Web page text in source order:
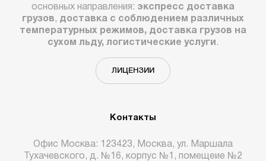
основных направления: экспресс доставка
грузов, доставка с соблюдением различных
температурных режимов, доставка грузов на
сухом льду, логистические услуги .
ЛИЦЕНЗИИ
Контакты
Офис Москва: 123423, Москва, ул. Маршала
Тухачевского, д. №16, корпус №1, помещеие №2